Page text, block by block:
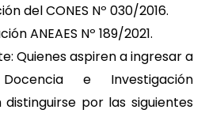
del CONES Nº 030/2016.
ANEAES Nº 189/2021.
Quienes aspiren a ingresar a
e Investigación
por las siguientes